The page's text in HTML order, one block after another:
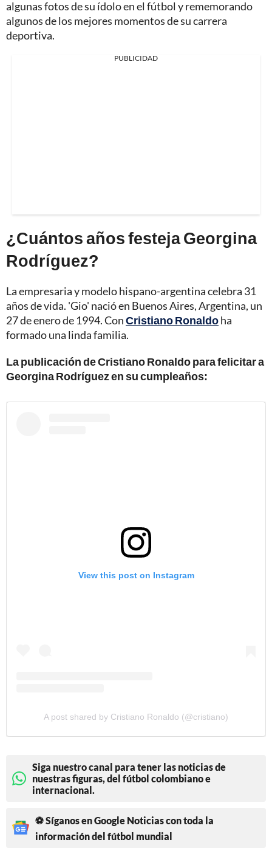
algunas fotos de su ídolo en el fútbol y rememorando
algunos de los mejores momentos de su carrera
deportiva.
PUBLICIDAD
¿Cuántos años festeja Georgina
Rodríguez?
La empresaria y modelo hispano-argentina celebra 31
años de vida. 'Gio' nació en Buenos Aires, Argentina, un
27 de enero de 1994. ConCristiano Ronaldoha
formado una linda familia.
La publicación de Cristiano Ronaldo para felicitar a
Georgina Rodríguez en su cumpleaños:
View this post on Instagram
A post shared by Cristiano Ronaldo (@cristiano)
Siga nuestro canal para tener las noticias de
nuestras figuras, del fútbol colombiano e
internacional.
⚽ Síganos en Google Noticias con toda la
información del fútbol mundial